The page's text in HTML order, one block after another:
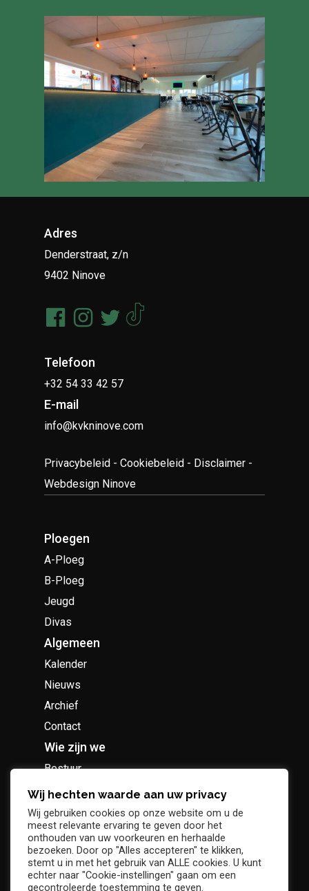
Adres
Denderstraat, z/n
9402 Ninove
Telefoon
+32 54 33 42 57
E-mail
info@kvkninove.com
Privacybeleid -Cookiebeleid - Disclaimer -
Webdesign Ninove
Ploegen
A-Ploeg
B-Ploeg
Jeugd
Divas
Algemeen
Kalender
Nieuws
Archief
Contact
Wie zijn we
Bestuur
Geschiedenis
Supportersclub
Socio Business Club
Wij hechten waarde aan uw privacy
Wij gebruiken cookies op onze website om u de
meest relevante ervaring te geven door het
onthouden van uw voorkeuren en herhaalde
bezoeken. Door op "Alles accepteren" te klikken,
stemt u in met het gebruik van ALLE cookies. U kunt
echter naar "Cookie-instellingen" gaan om een
gecontroleerde toestemming te geven.